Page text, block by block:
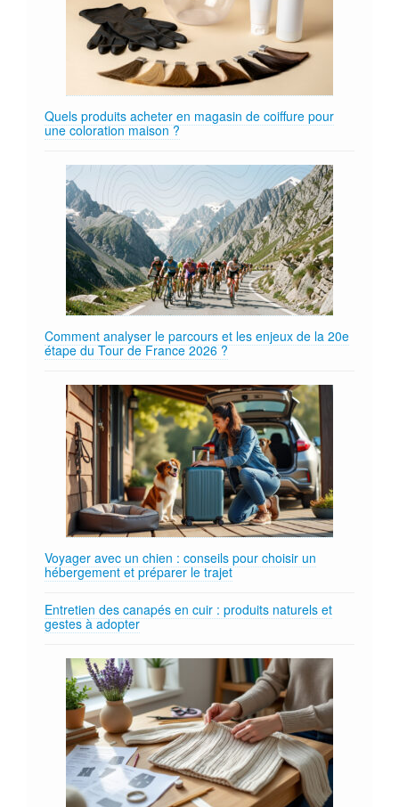
Quels produits acheter en magasin de coiffure pour
une coloration maison ?
Comment analyser le parcours et les enjeux de la 20e
étape du Tour de France 2026 ?
Voyager avec un chien : conseils pour choisir un
hébergement et préparer le trajet
Entretien des canapés en cuir : produits naturels et
gestes à adopter